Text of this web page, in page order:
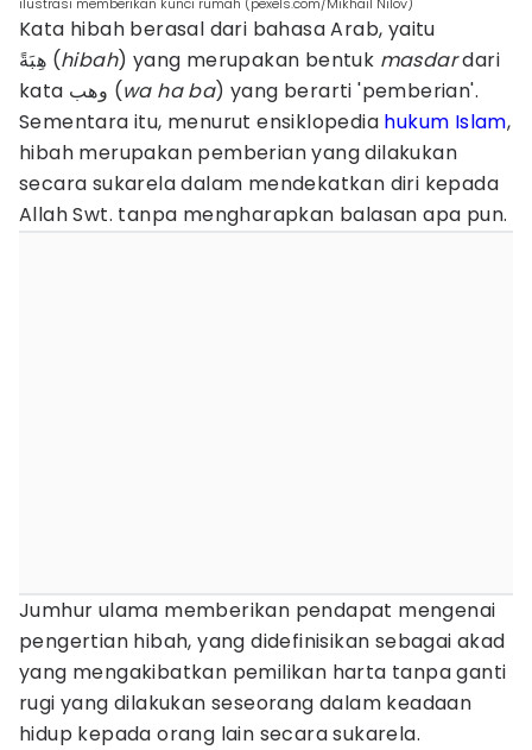
Kata hibah berasal dari bahasa Arab, yaitu
هِبَةً (hibah) yang merupakan bentuk masdardari
kata وهب (wa ha ba) yang berarti 'pemberian'.
Sementara itu, menurut ensiklopedia hukum Islam,
hibah merupakan pemberian yang dilakukan
secara sukarela dalam mendekatkan diri kepada
Allah Swt. tanpa mengharapkan balasan apa pun.
Jumhur ulama memberikan pendapat mengenai
pengertian hibah, yang didefinisikan sebagai akad
yang mengakibatkan pemilikan harta tanpa ganti
rugi yang dilakukan seseorang dalam keadaan
hidup kepada orang lain secara sukarela.